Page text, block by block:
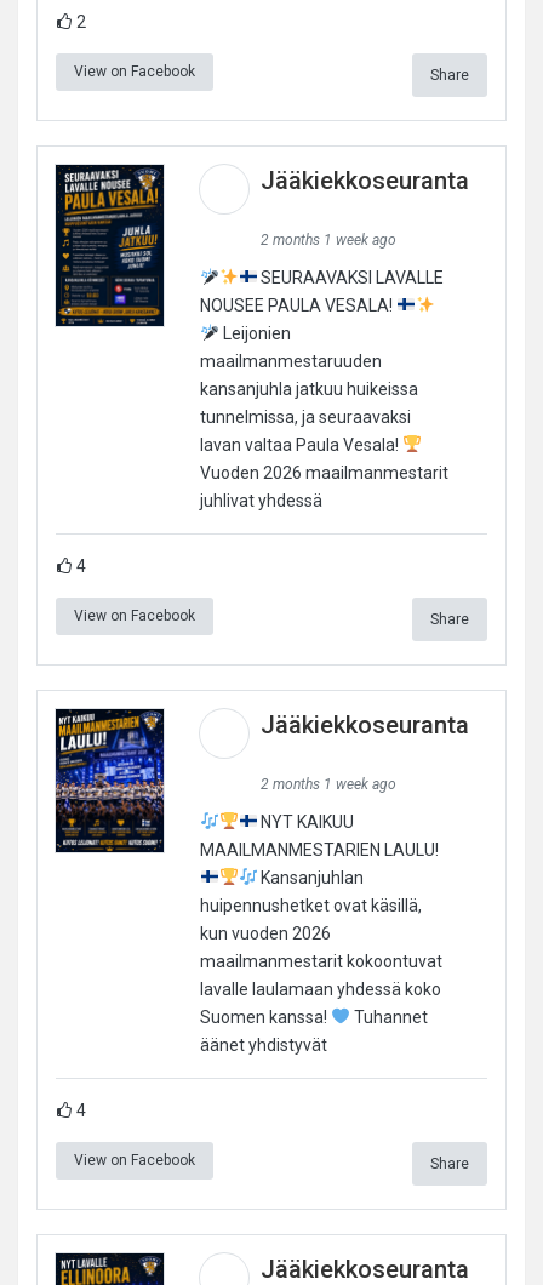
2
View on Facebook Share
Jääkiekkoseuranta
2 months 1 week ago
SEURAAVAKSI LAVALLE
NOUSEE PAULA VESALA!
Leijonien
maailmanmestaruuden
kansanjuhla jatkuu huikeissa
tunnelmissa, ja seuraavaksi
lavan valtaa Paula Vesala!
Vuoden 2026 maailmanmestarit
juhlivat yhdessä
4
View on Facebook Share
Jääkiekkoseuranta
2 months 1 week ago
NYT KAIKUU
MAAILMANMESTARIEN LAULU!
Kansanjuhlan
huipennushetket ovat käsillä,
kun vuoden 2026
maailmanmestarit kokoontuvat
lavalle laulamaan yhdessä koko
Suomen kanssa!
Tuhannet
äänet yhdistyvät
4
View on Facebook Share
Jääkiekkoseuranta